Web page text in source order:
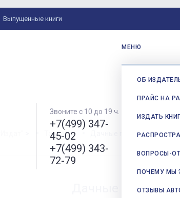
Выпущенные книги
Звоните с 10 до 19 ч.
+7(499) 347-
45-02
+7(499) 343-
72-79
МЕНЮ
ОБ
ПРАЙС НА
ИЗДАТЬ
ВОПРОСЫ-
ПОЧЕМУ МЫ
ОТЗЫВЫ
Товары> Дачные пути-дорожки,
Дачные пути-